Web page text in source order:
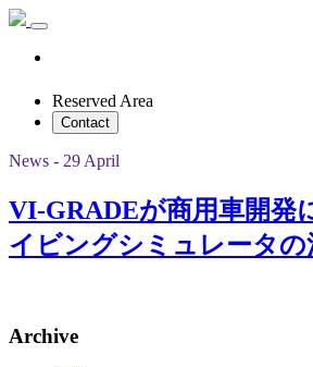
Reserved Area
Contact
News - 29 April
VI-GRADEが商用車開発
イビングシミュレータの
Archive